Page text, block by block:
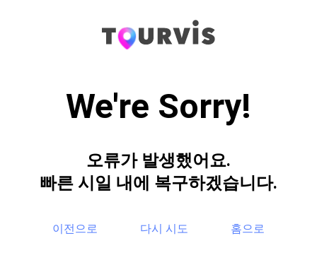
We're Sorry!
오류가 발생했어요.
빠른 시일 내에 복구하겠습니다.
이전으로 다시 시도 홈으로